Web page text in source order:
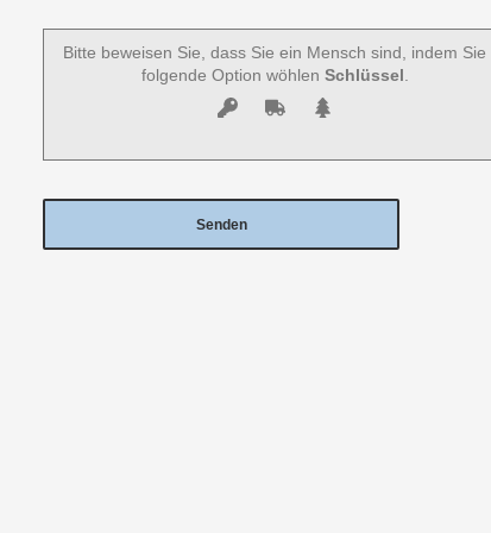
Bitte beweisen Sie, dass Sie ein Mensch sind, indem Sie
folgende Option wöhlen Schlüssel